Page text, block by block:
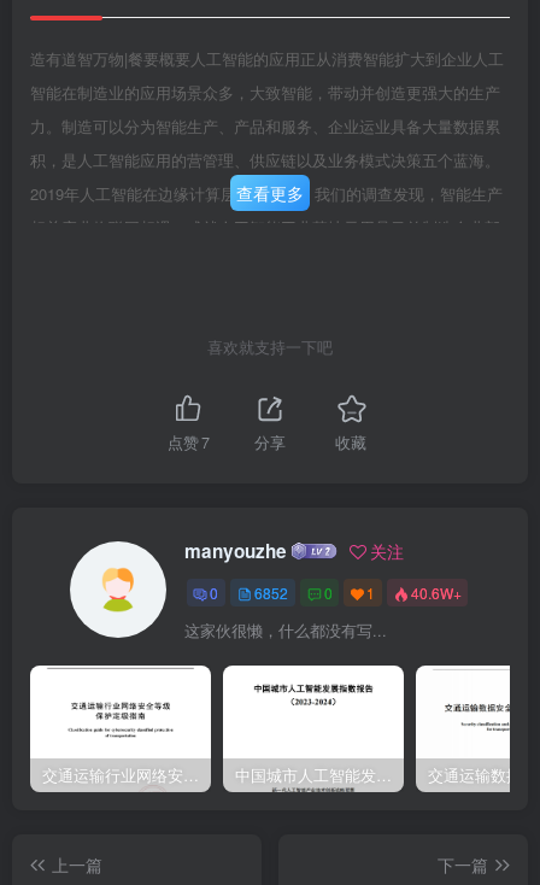
造有道智万物|餐要概要人工智能的应用正从消费智能扩大到企业人工
智能在制造业的应用场景众多，大致智能，带动并创造更强大的生产
力。制造可以分为智能生产、产品和服务、企业运业具备大量数据累
积，是人工智能应用的营管理、供应链以及业务模式决策五个蓝海。
2019年人工智能在边缘计算层与工领域。我们的调查发现，智能生产
相关应业物联网相遇，成就人工智能工业落地元用是目前制造企业部
潜力市场。其中，中年内发生明显变化，产品服务和企业管理国、日
本、韩国在政策、研发能力、数据和相关应用场景增加，并出现新的
应用增长人才四个维度都较其他亚太国家更具竞点一企业对人工智能
展开，对工业用户关注较少。本报告旨在深入了解中国制尽管人工智
能在工业领域大规模落地值造企业应用人工智能的真实情况和应用场
得期待，我们也发现项目落地的效果往景，探讨人工智能项目理想与
现实的差距，往与预期存在差距。我们的调研结果显以及行业未来发
展趋势。示，不论是从企业获益角度，还是从预算及时间投入角度衡
量，认为项目达到人工智能直击制造业痛点，有望在未来2-5预期的企
业占比仅为9%，意味着91%的年内对制造业产生可见影响。德勤调研
潮下，工业企业切忌缺乏灵活性，以及不稳定的产品质量及良盲目投
查看更多
喜欢就支持一下吧
点赞7 分享 收藏
manyouzhe 关注
0 6852 0 1 40.6W+
这家伙很懒，什么都没有写...
上一篇
下一篇